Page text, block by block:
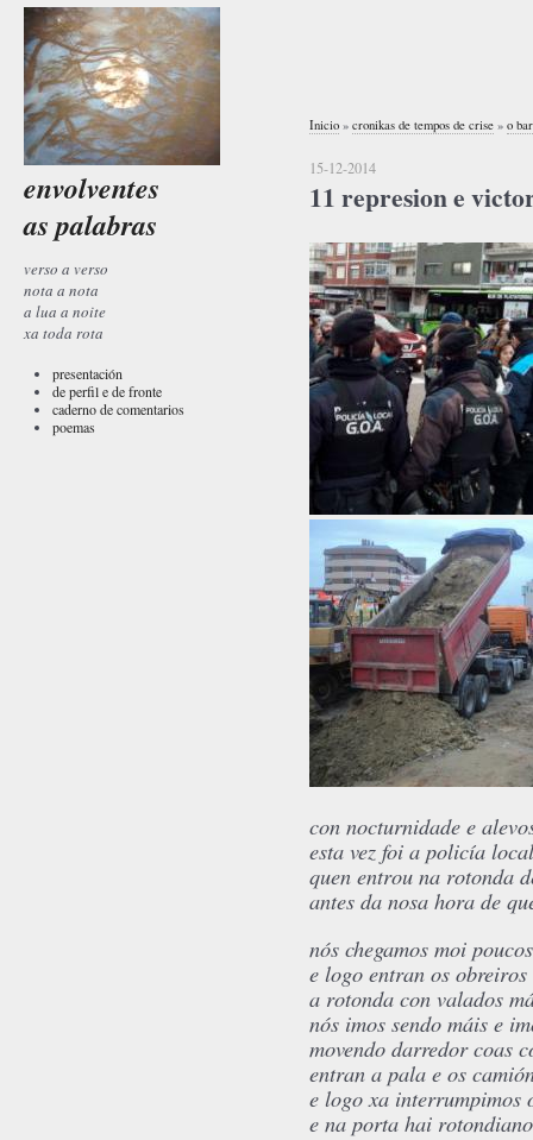
envolventes
as palabras
verso a verso
nota a nota
a lua a noite
xa toda rota
presentación
de perfil e de fronte
caderno de comentarios
poemas
Inicio » cronikas de tempos de crise » o
15-12-2014
11 represion e
con nocturnidade e
esta vez foi a policía local
quen entrou na rotonda
antes da nosa hora de
nós chegamos moi poucos
e logo entran os
a rotonda con valados
nós imos sendo máis e
movendo darredor coas
entran a pala e os
e logo xa interrumpimos
e na porta hai